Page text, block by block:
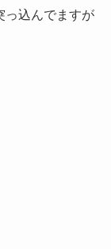
っ込んでますが